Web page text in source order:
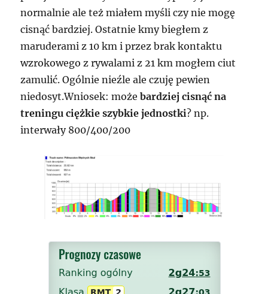
normalnie ale też miałem myśli czy nie mogę
cisnąć bardziej. Ostatnie kmy biegłem z
maruderami z 10 km i przez brak kontaktu
wzrokowego z rywalami z 21 km mogłem ciut
zamulić. Ogólnie nieźle ale czuję pewien
niedosyt.Wniosek: możebardziej cisnąć na
treningu ciężkie szybkie jednostki? np.
interwały 800/400/200